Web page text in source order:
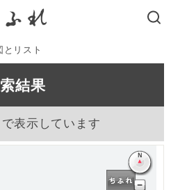
とリスト
結果
表示しています